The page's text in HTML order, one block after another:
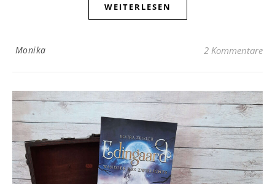
WEITERLESEN
Monika 2 Kommentare